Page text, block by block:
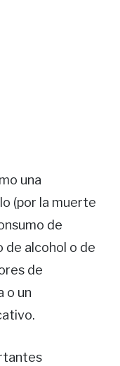
una
(por la muerte
de
de alcohol o de
de
o un